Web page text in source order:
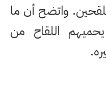
واتضح أن ما
يحميهم اللقاح من